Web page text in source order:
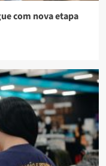
com nova etapa